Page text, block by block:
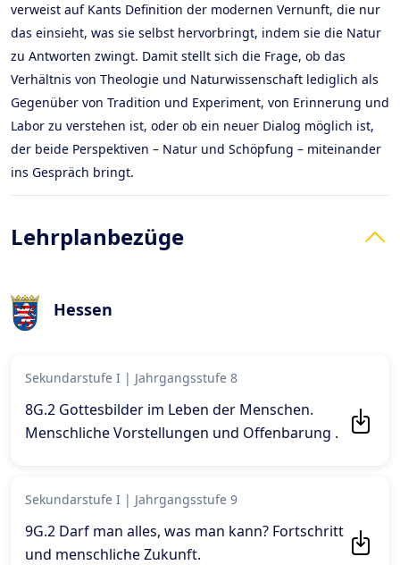
verweist auf Kants Definition der modernen Vernunft, die nur
das einsieht, was sie selbst hervorbringt, indem sie die Natur
zu Antworten zwingt. Damit stellt sich die Frage, ob das
Verhältnis von Theologie und Naturwissenschaft lediglich als
Gegenüber von Tradition und Experiment, von Erinnerung und
Labor zu verstehen ist, oder ob ein neuer Dialog möglich ist,
der beide Perspektiven – Natur und Schöpfung – miteinander
ins Gespräch bringt.
Lehrplanbezüge
Hessen
Sekundarstufe I | Jahrgangsstufe 8
8G.2 Gottesbilder im Leben der Menschen.
Menschliche Vorstellungen und Offenbarung .
Sekundarstufe I | Jahrgangsstufe 9
9G.2 Darf man alles, was man kann? Fortschritt
und menschliche Zukunft.